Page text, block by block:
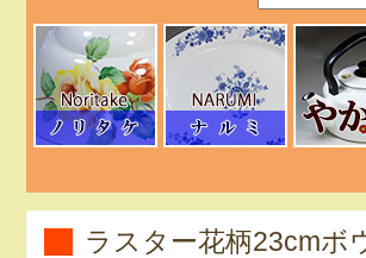
ラスター花柄23cmボ